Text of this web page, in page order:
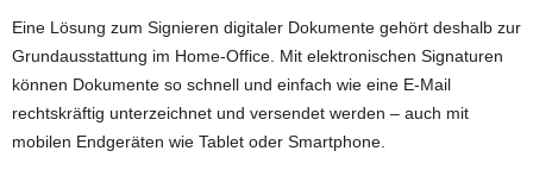
Eine Lösung zum Signieren digitaler Dokumente gehört deshalb zur
Grundausstattung im Home-Office. Mit elektronischen Signaturen
können Dokumente so schnell und einfach wie eine E-Mail
rechtskräftig unterzeichnet und versendet werden – auch mit
mobilen Endgeräten wie Tablet oder Smartphone.